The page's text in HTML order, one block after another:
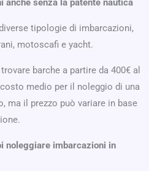
anche senza la patente nautica
tipologie di imbarcazioni,
motoscafi e yacht.
barche a partire da 400€ al
medio per il noleggio di una
ma il prezzo può variare in base
noleggiare imbarcazioni in